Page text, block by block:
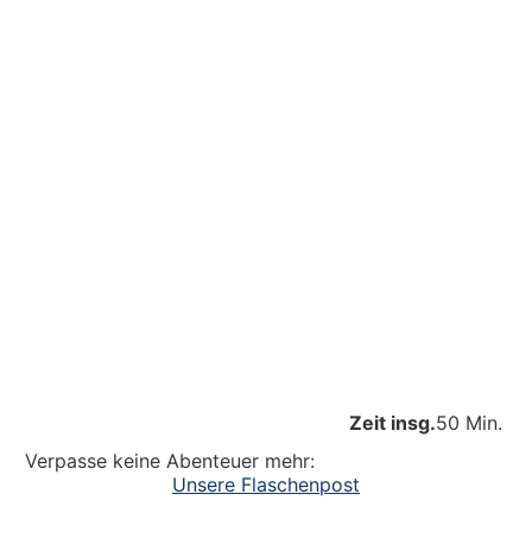
Zeit insg.50 Min.
Verpasse keine Abenteuer mehr:
Unsere Flaschenpost